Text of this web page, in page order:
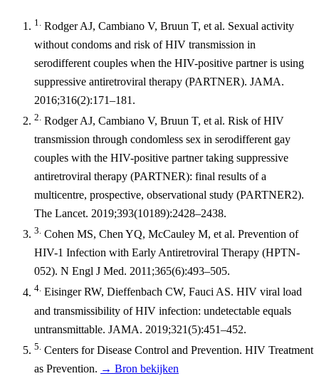
1.
Rodger AJ, Cambiano V, Bruun T, et al. Sexual activity
without condoms and risk of HIV transmission in
serodifferent couples when the HIV-positive partner is using
suppressive antiretroviral therapy (PARTNER). JAMA.
2016;316(2):171–181.
2. Rodger AJ, Cambiano V, Bruun T, et al. Risk of HIV
transmission through condomless sex in serodifferent gay
couples with the HIV-positive partner taking suppressive
antiretroviral therapy (PARTNER): final results of a
multicentre, prospective, observational study (PARTNER2).
The Lancet. 2019;393(10189):2428–2438.
3. Cohen MS, Chen YQ, McCauley M, et al. Prevention of
HIV-1 Infection with Early Antiretroviral Therapy (HPTN-
052). N Engl J Med. 2011;365(6):493–505.
4. Eisinger RW, Dieffenbach CW, Fauci AS. HIV viral load
and transmissibility of HIV infection: undetectable equals
untransmittable. JAMA. 2019;321(5):451–452.
5. Centers for Disease Control and Prevention. HIV Treatment
as Prevention. → Bron bekijken